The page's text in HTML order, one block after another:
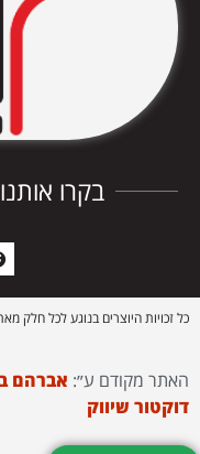
בקרו
כל זכויות היוצרים בנוגע לכל
האתר מקודם ע״: אברהם
דוקטור שיווק